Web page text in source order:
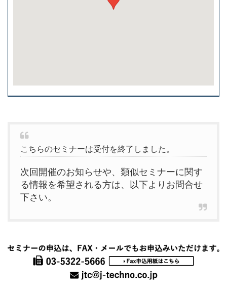
こちらのセミナーは受付を終了しました。
次回開催のお知らせや、類似セミナーに関す
る情報を希望される方は、以下よりお問合せ
下さい。